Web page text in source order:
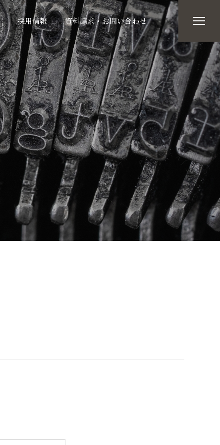
採用情報 資料請求・お問い合わせ